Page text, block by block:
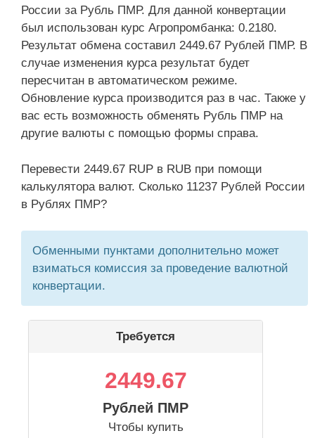
России за Рубль ПМР. Для данной конвертации
был использован курс Агропромбанка: 0.2180.
Результат обмена составил 2449.67 Рублей ПМР. В
случае изменения курса результат будет
пересчитан в автоматическом режиме.
Обновление курса производится раз в час. Также у
вас есть возможность обменять Рубль ПМР на
другие валюты с помощью формы справа.
Перевести 2449.67 RUP в RUB при помощи
калькулятора валют. Сколько 11237 Рублей России
в Рублях ПМР?
Обменными пунктами дополнительно может
взиматься комиссия за проведение валютной
конвертации.
Требуется
2449.67
Рублей ПМР
Чтобы купить